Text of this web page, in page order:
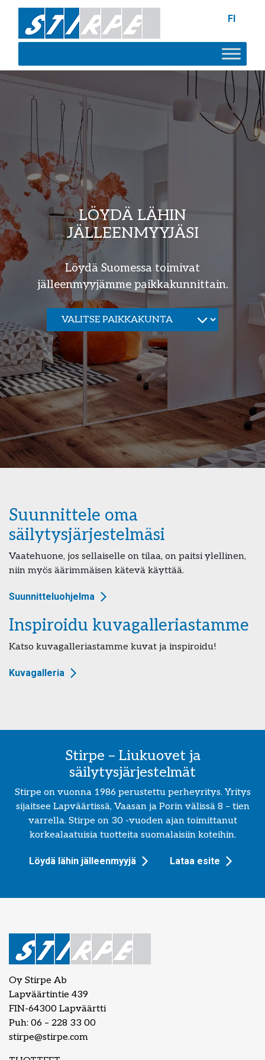
FI
LÖYDÄ LÄHIN
JÄLLEENMYYJÄSI
Löydä Suomessa toimivat
jälleenmyyjämme paikkakunnittain.
Suunnittele oma
säilytysjärjestelmäsi
Vaatehuone, jos sellaiselle on tilaa, on paitsi ylellinen,
niin myös äärimmäisen kätevä käyttää.
Suunnitteluohjelma
Inspiroidu kuvagalleriastamme
Katso kuvagalleriastamme kuvat ja inspiroidu!
Kuvagalleria
Stirpe – Liukuovet ja
säilytysjärjestelmät
Stirpe on vuonna 1986 perustettu perheyritys. Yritys
sijaitsee Lapväärtissä, Vaasan ja Porin välissä 8 – tien
varrella. Stirpe on 30 -vuoden ajan toimittanut
korkealaatuisia tuotteita suomalaisiin koteihin.
Löydä lähin jälleenmyyjä Lataa esite
Oy Stirpe Ab
Lapväärtintie 439
FIN-64300 Lapväärtti
Puh: 06 – 228 33 00
stirpe@stirpe.com